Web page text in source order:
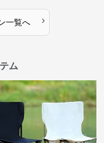
一覧へ ›
ム